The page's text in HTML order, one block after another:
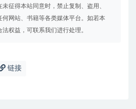
征得本站同意时，禁止复制、盗用、
何网站、书籍等各类媒体平台。如若本
权益，可联系我们进行处理。
链接